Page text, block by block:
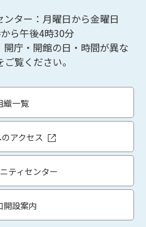
ター：月曜日から金曜日
ら午後4時30分
開庁・開館の日・時間が異な
ご覧ください。
織一覧
アクセス
ティセンター
開設案内